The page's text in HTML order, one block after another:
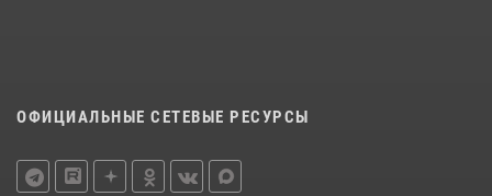
ОФИЦИАЛЬНЫЕ СЕТЕВЫЕ РЕСУРСЫ